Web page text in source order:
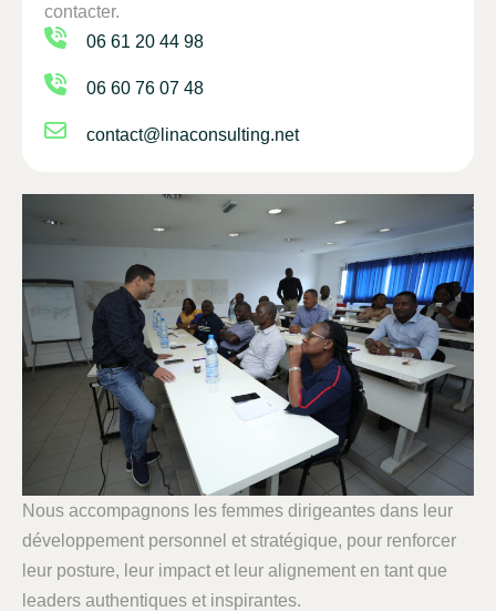
contacter.
06 61 20 44 98
06 60 76 07 48
contact@linaconsulting.net
Nous accompagnons les femmes dirigeantes dans leur
développement personnel et stratégique, pour renforcer
leur posture, leur impact et leur alignement en tant que
leaders authentiques et inspirantes.